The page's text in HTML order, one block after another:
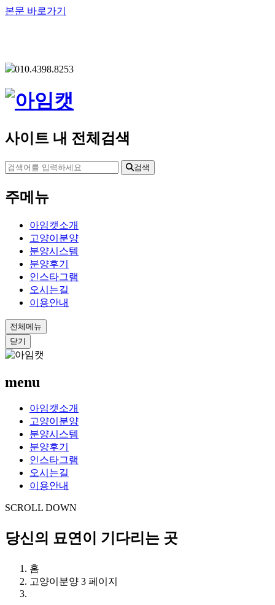
본문 바로가기
010.4398.8253
사이트 내 전체검색
검색
주메뉴
아임캣소개
고양이분양
분양시스템
분양후기
인스타그램
오시는길
이용안내
전체메뉴
닫기
menu
아임캣소개
고양이분양
분양시스템
분양후기
인스타그램
오시는길
이용안내
SCROLL DOWN
당신의 묘연이 기다리는 곳
홈
고양이분양 3 페이지